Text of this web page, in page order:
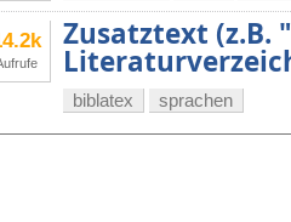
Zusatztext
biblatex sprachen